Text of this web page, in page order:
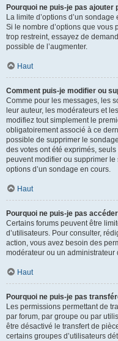
Pourquoi ne puis-je pas ajouter
La limite d’options d’un
Si le nombre d’options que vous
trop restreint, essayez de
possible de l’augmenter.
Haut
Comment puis-je modifier ou
Comme pour les messages, les
leur auteur, les modérateurs et
modifiez tout simplement le
obligatoirement associé à ce
possible de supprimer le
des votes ont été exprimés,
peuvent modifier ou supprimer
options d’un sondage en cours.
Haut
Pourquoi ne puis-je pas
Certains forums peuvent être
d’utilisateurs. Pour consulter,
action, vous avez besoin des
modérateur ou un
Haut
Pourquoi ne puis-je pas
Les permissions permettant de
par forum, par groupe ou par
être désactivé le transfert de
certains groupes d’utilisateurs